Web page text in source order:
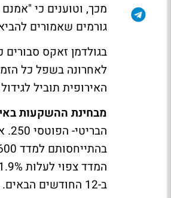
מכך, וטוענים כי
גורמים שאמורים
בגולדמן זאקס
לאחרונה בשפל כל
האירופית תוביל
מבחינת ההשקעות
ב-12 החודשים הבאים. בבנק מזכירים כי המדד הנ"ל כבר עלה ב-7% בשבועיים האחרונים.